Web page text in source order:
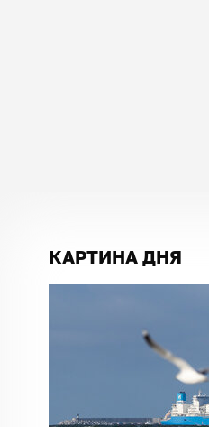
КАРТИНА ДНЯ